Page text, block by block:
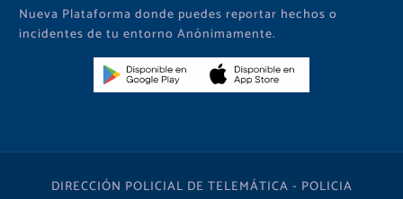
Nueva Plataforma donde puedes reportar hechos o
incidentes de tu entorno Anónimamente.
DIRECCIÓN POLICIAL DE TELEMÁTICA - POLICIA